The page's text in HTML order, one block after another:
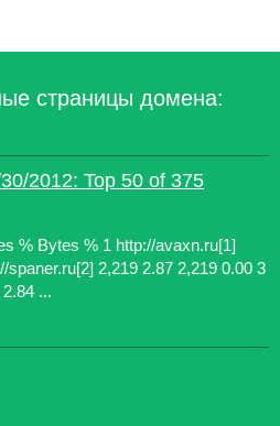
страницы домена:
2012: Top 50 of 375
% Bytes % 1 http://avaxn.ru[1]
spaner.ru[2] 2,219 2.87 2,219 0.00 3
...